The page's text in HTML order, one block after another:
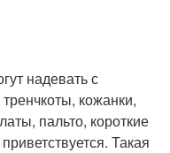
надевать с
кожанки,
пальто, короткие
Такая